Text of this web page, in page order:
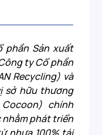
phần Sản xuất
ty Cổ phần
Recycling) và
sở hữu thương
chính
phát triển